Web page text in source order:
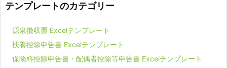
テンプレートのカテゴリー
源泉徴収票 Excelテンプレート
扶養控除申告書 Excelテンプレート
保険料控除申告書・配偶者控除等申告書 Excelテンプレート